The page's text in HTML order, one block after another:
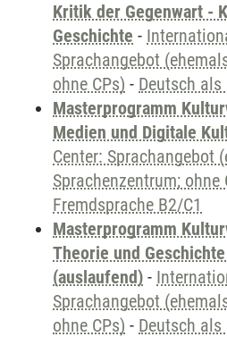
Kritik der Gegenwart -
Geschichte -
Sprachangebot
ohne CPs) - Deutsch als
Masterprogramm
Medien und Digitale
Center: Sprachangebot
Sprachenzentrum; ohne
Fremdsprache B2/C1
Masterprogramm
Theorie und
(auslaufend) -
Sprachangebot
ohne CPs) - Deutsch als